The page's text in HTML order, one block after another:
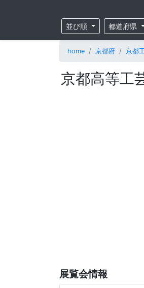
並び順 都道府県
home 京都府 京都
京都高等工
展覧会情報